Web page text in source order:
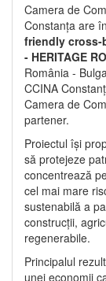
Camera de
Constanța are
friendly cross-
- HERITAGE
România -
CCINA
Camera de
partener.
Proiectul își
să protejeze
concentrează
cel mai mare
sustenabilă a
construcții,
regenerabile.
Principalul
unei economii